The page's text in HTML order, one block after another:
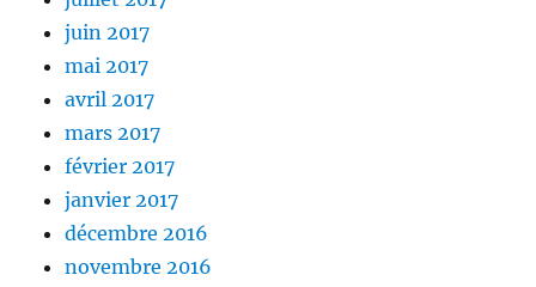
juin 2017
mai 2017
avril 2017
mars 2017
février 2017
janvier 2017
décembre 2016
novembre 2016